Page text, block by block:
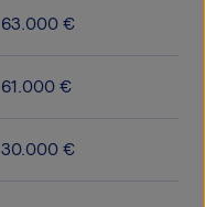
63.000 €
61.000 €
30.000 €